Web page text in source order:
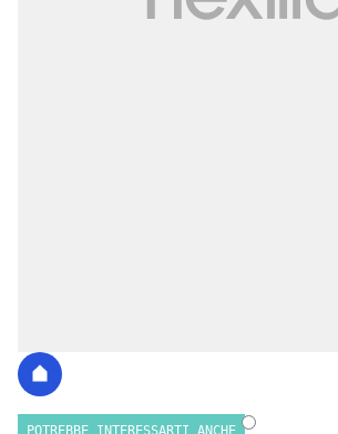
POTREBBE INTERESSARTI ANCHE